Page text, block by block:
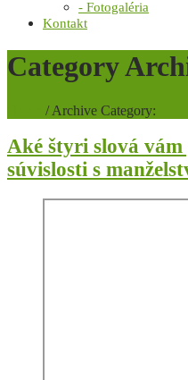
- Fotogaléria
Kontakt
Category
/Archive Category:
Aké štyri slová
súvislosti s